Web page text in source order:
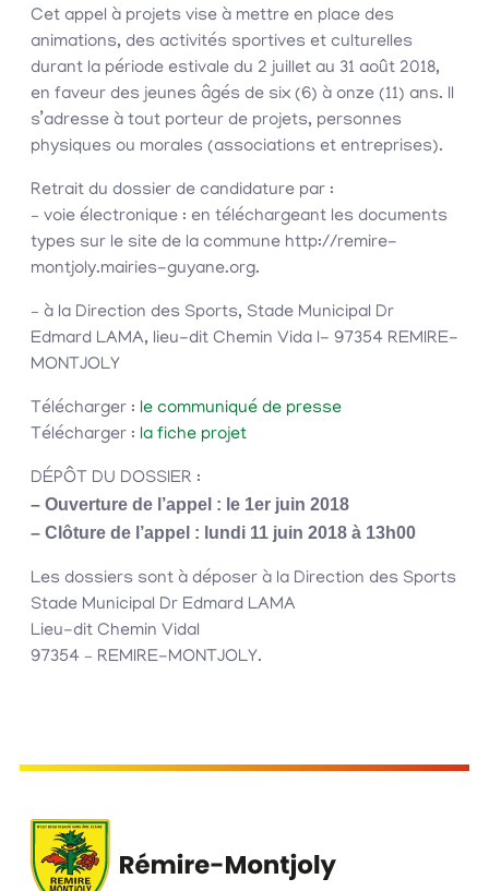
Cet appel à projets vise à mettre en place des
animations, des activités sportives et culturelles
durant la période estivale du 2 juillet au 31 août 2018,
en faveur des jeunes âgés de six (6) à onze (11) ans. Il
s’adresse à tout porteur de projets, personnes
physiques ou morales (associations et entreprises).
Retrait du dossier de candidature par :
– voie électronique : en téléchargeant les documents
types sur le site de la commune http://remire-
montjoly.mairies-guyane.org.
– à la Direction des Sports, Stade Municipal Dr
Edmard LAMA, lieu-dit Chemin Vida l- 97354 REMIRE-
MONTJOLY
Télécharger : le communiqué de presse
Télécharger : la fiche projet
DÉPÔT DU DOSSIER :
– Ouverture de l’appel : le 1er juin 2018
– Clôture de l’appel : lundi 11 juin 2018 à 13h00
Les dossiers sont à déposer à la Direction des Sports
Stade Municipal Dr Edmard LAMA
Lieu-dit Chemin Vidal
97354 – REMIRE-MONTJOLY.